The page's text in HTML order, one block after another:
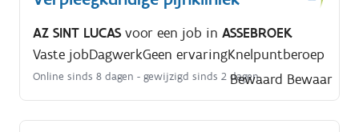
AZ SINT LUCAS voor een job in ASSEBROEK
Vaste jobDagwerkGeen ervaringKnelpuntberoep
Online sinds 8 dagen - gewijzigd sinds 2 dagen
Bewaard Bewaar